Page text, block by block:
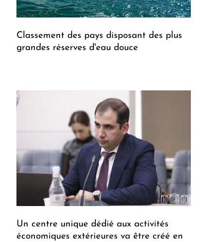
Classement des pays disposant des plus
grandes réserves d'eau douce
Un centre unique dédié aux activités
économiques extérieures va être créé en